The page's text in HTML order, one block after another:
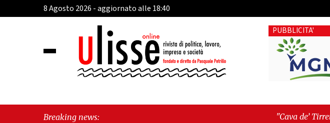
8 Agosto 2026 - aggiornato alle 18:40
PUBBLICITA'
Breaking news: "Cava de’ Tirreni, la Villa Vecchia